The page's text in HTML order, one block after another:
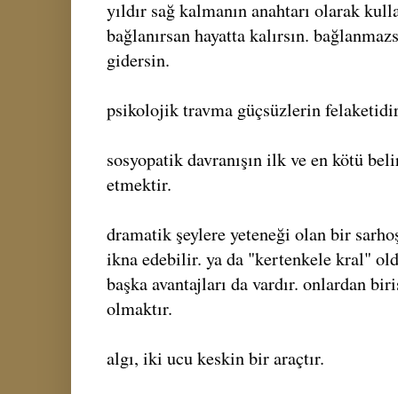
yıldır sağ kalmanın anahtarı olarak
bağlanırsan hayatta kalırsın.
gidersin.
psikolojik travma güçsüzlerin
sosyopatik davranışın ilk ve en kötü
etmektir.
dramatik şeylere yeteneği olan bir
ikna edebilir. ya da "kertenkele kral"
başka avantajları da vardır. onlardan
olmaktır.
algı, iki ucu keskin bir araçtır.